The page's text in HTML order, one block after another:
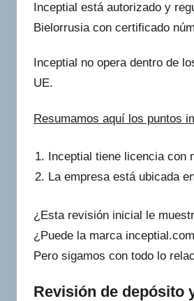
Inceptial está autorizado y
Bielorrusia con certificado
Inceptial no opera dentro de
UE.
Resumamos aquí los puntos
Inceptial tiene licencia con
La empresa está ubicada
¿Esta revisión inicial le
¿Puede la marca
Pero sigamos con todo lo
Revisión de depósito